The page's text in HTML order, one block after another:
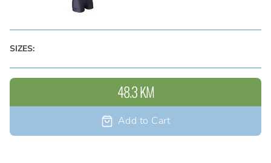
SIZES:
48.3 KM
Add to Cart